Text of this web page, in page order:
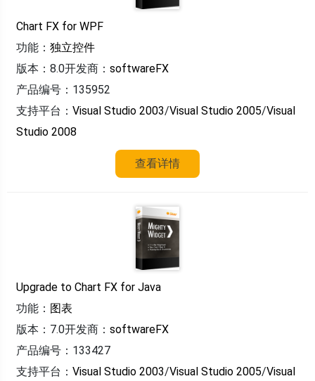
Chart FX for WPF
功能： 独立控件
版本：8.0开发商： softwareFX
产品编号：135952
支持平台： Visual Studio 2003/Visual Studio 2005/Visual
Studio 2008
查看详情
Upgrade to Chart FX for Java
功能： 图表
版本：7.0开发商： softwareFX
产品编号：133427
支持平台： Visual Studio 2003/Visual Studio 2005/Visual